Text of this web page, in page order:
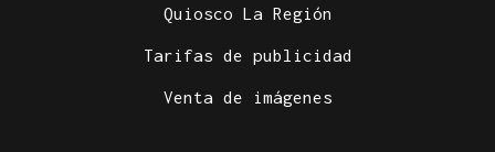
Quiosco La Región
Tarifas de publicidad
Venta de imágenes